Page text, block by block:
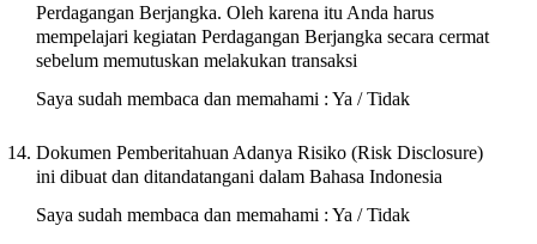
Perdagangan Berjangka. Oleh karena itu Anda harus
mempelajari kegiatan Perdagangan Berjangka secara cermat
sebelum memutuskan melakukan transaksi
Saya sudah membaca dan memahami : Ya / Tidak
Dokumen Pemberitahuan Adanya Risiko (Risk Disclosure)
ini dibuat dan ditandatangani dalam Bahasa Indonesia
Saya sudah membaca dan memahami : Ya / Tidak